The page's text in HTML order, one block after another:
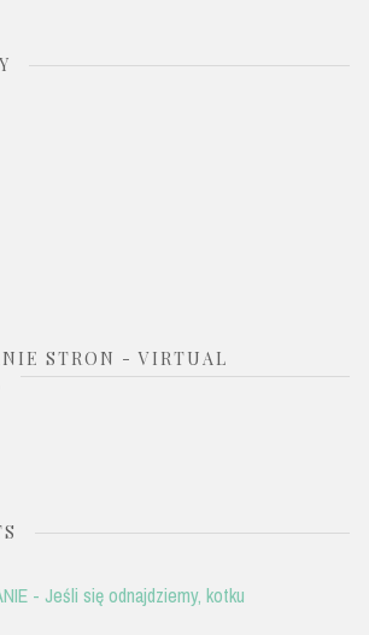
STRON - VIRTUAL
- Jeśli się odnajdziemy, kotku